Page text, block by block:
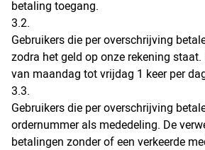
betaling toegang.
3.2.
Gebruikers die per overschrijving
zodra het geld op onze rekening
van maandag tot vrijdag 1 keer per
3.3.
Gebruikers die per overschrijving
ordernummer als mededeling. De
betalingen zonder of een verkeerde